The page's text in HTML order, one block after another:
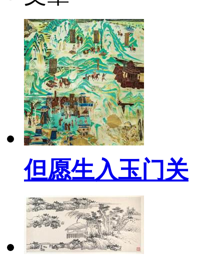
但愿生入玉门关